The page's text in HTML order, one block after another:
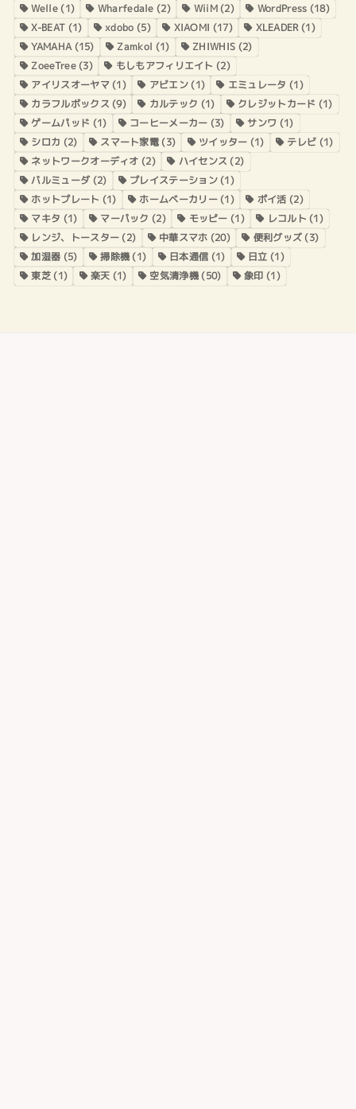
Welle(1) Wharfedale (2) WiiM(2) WordPress (18)
X-BEAT (1) xdobo (5) XIAOMI (17) XLEADER(1)
YAMAHA(15) Zamkol (1) ZHIWHIS (2)
ZoeeTree(3) もしもアフィリエイト (2)
アイリスオーヤマ(1) アビエン(1) エミュレータ (1)
カラフルボックス (9) カルテック (1) クレジットカード (1)
ゲームパッド (1) コーヒーメーカー (3) サンワ (1)
シロカ (2) スマート家電 (3) ツイッター (1) テレビ (1)
ネットワークオーディオ (2) ハイセンス (2)
バルミューダ(2) プレイステーション(1)
ホットプレート (1) ホームベーカリー(1) ポイ活 (2)
マキタ (1) マーパック (2) モッピー (1) レコルト (1)
レンジ、トースター (2) 中華スマホ (20) 便利グッズ (3)
加湿器 (5) 掃除機 (1) 日本通信 (1) 日立 (1)
東芝 (1) 楽天 (1) 空気清浄機(50) 象印 (1)